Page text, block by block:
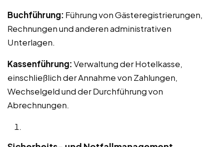
Buchführung: Führung von Gästeregistrierungen,
Rechnungen und anderen administrativen
Unterlagen.
Kassenführung:Verwaltung der Hotelkasse,
einschließlich der Annahme von Zahlungen,
Wechselgeld und der Durchführung von
Abrechnungen.